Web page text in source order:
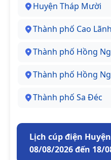
Huyện Tháp Mười
Thành phố Cao Lãnh
Thành phố Hồng
Thành phố Hồng
Thành phố Sa Đéc
Lịch cúp điện
08/08/2026 đến 18/